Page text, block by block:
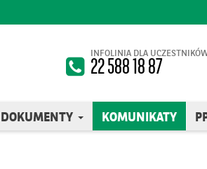
INFOLINIA DLA
22 588 18 87
DOKUMENTY KOMUNIKATY